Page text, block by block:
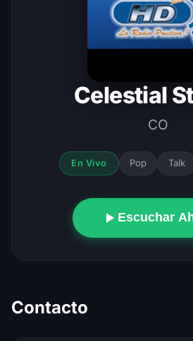
Celestial
CO
En Vivo Pop Talk
Escuchar
Contacto